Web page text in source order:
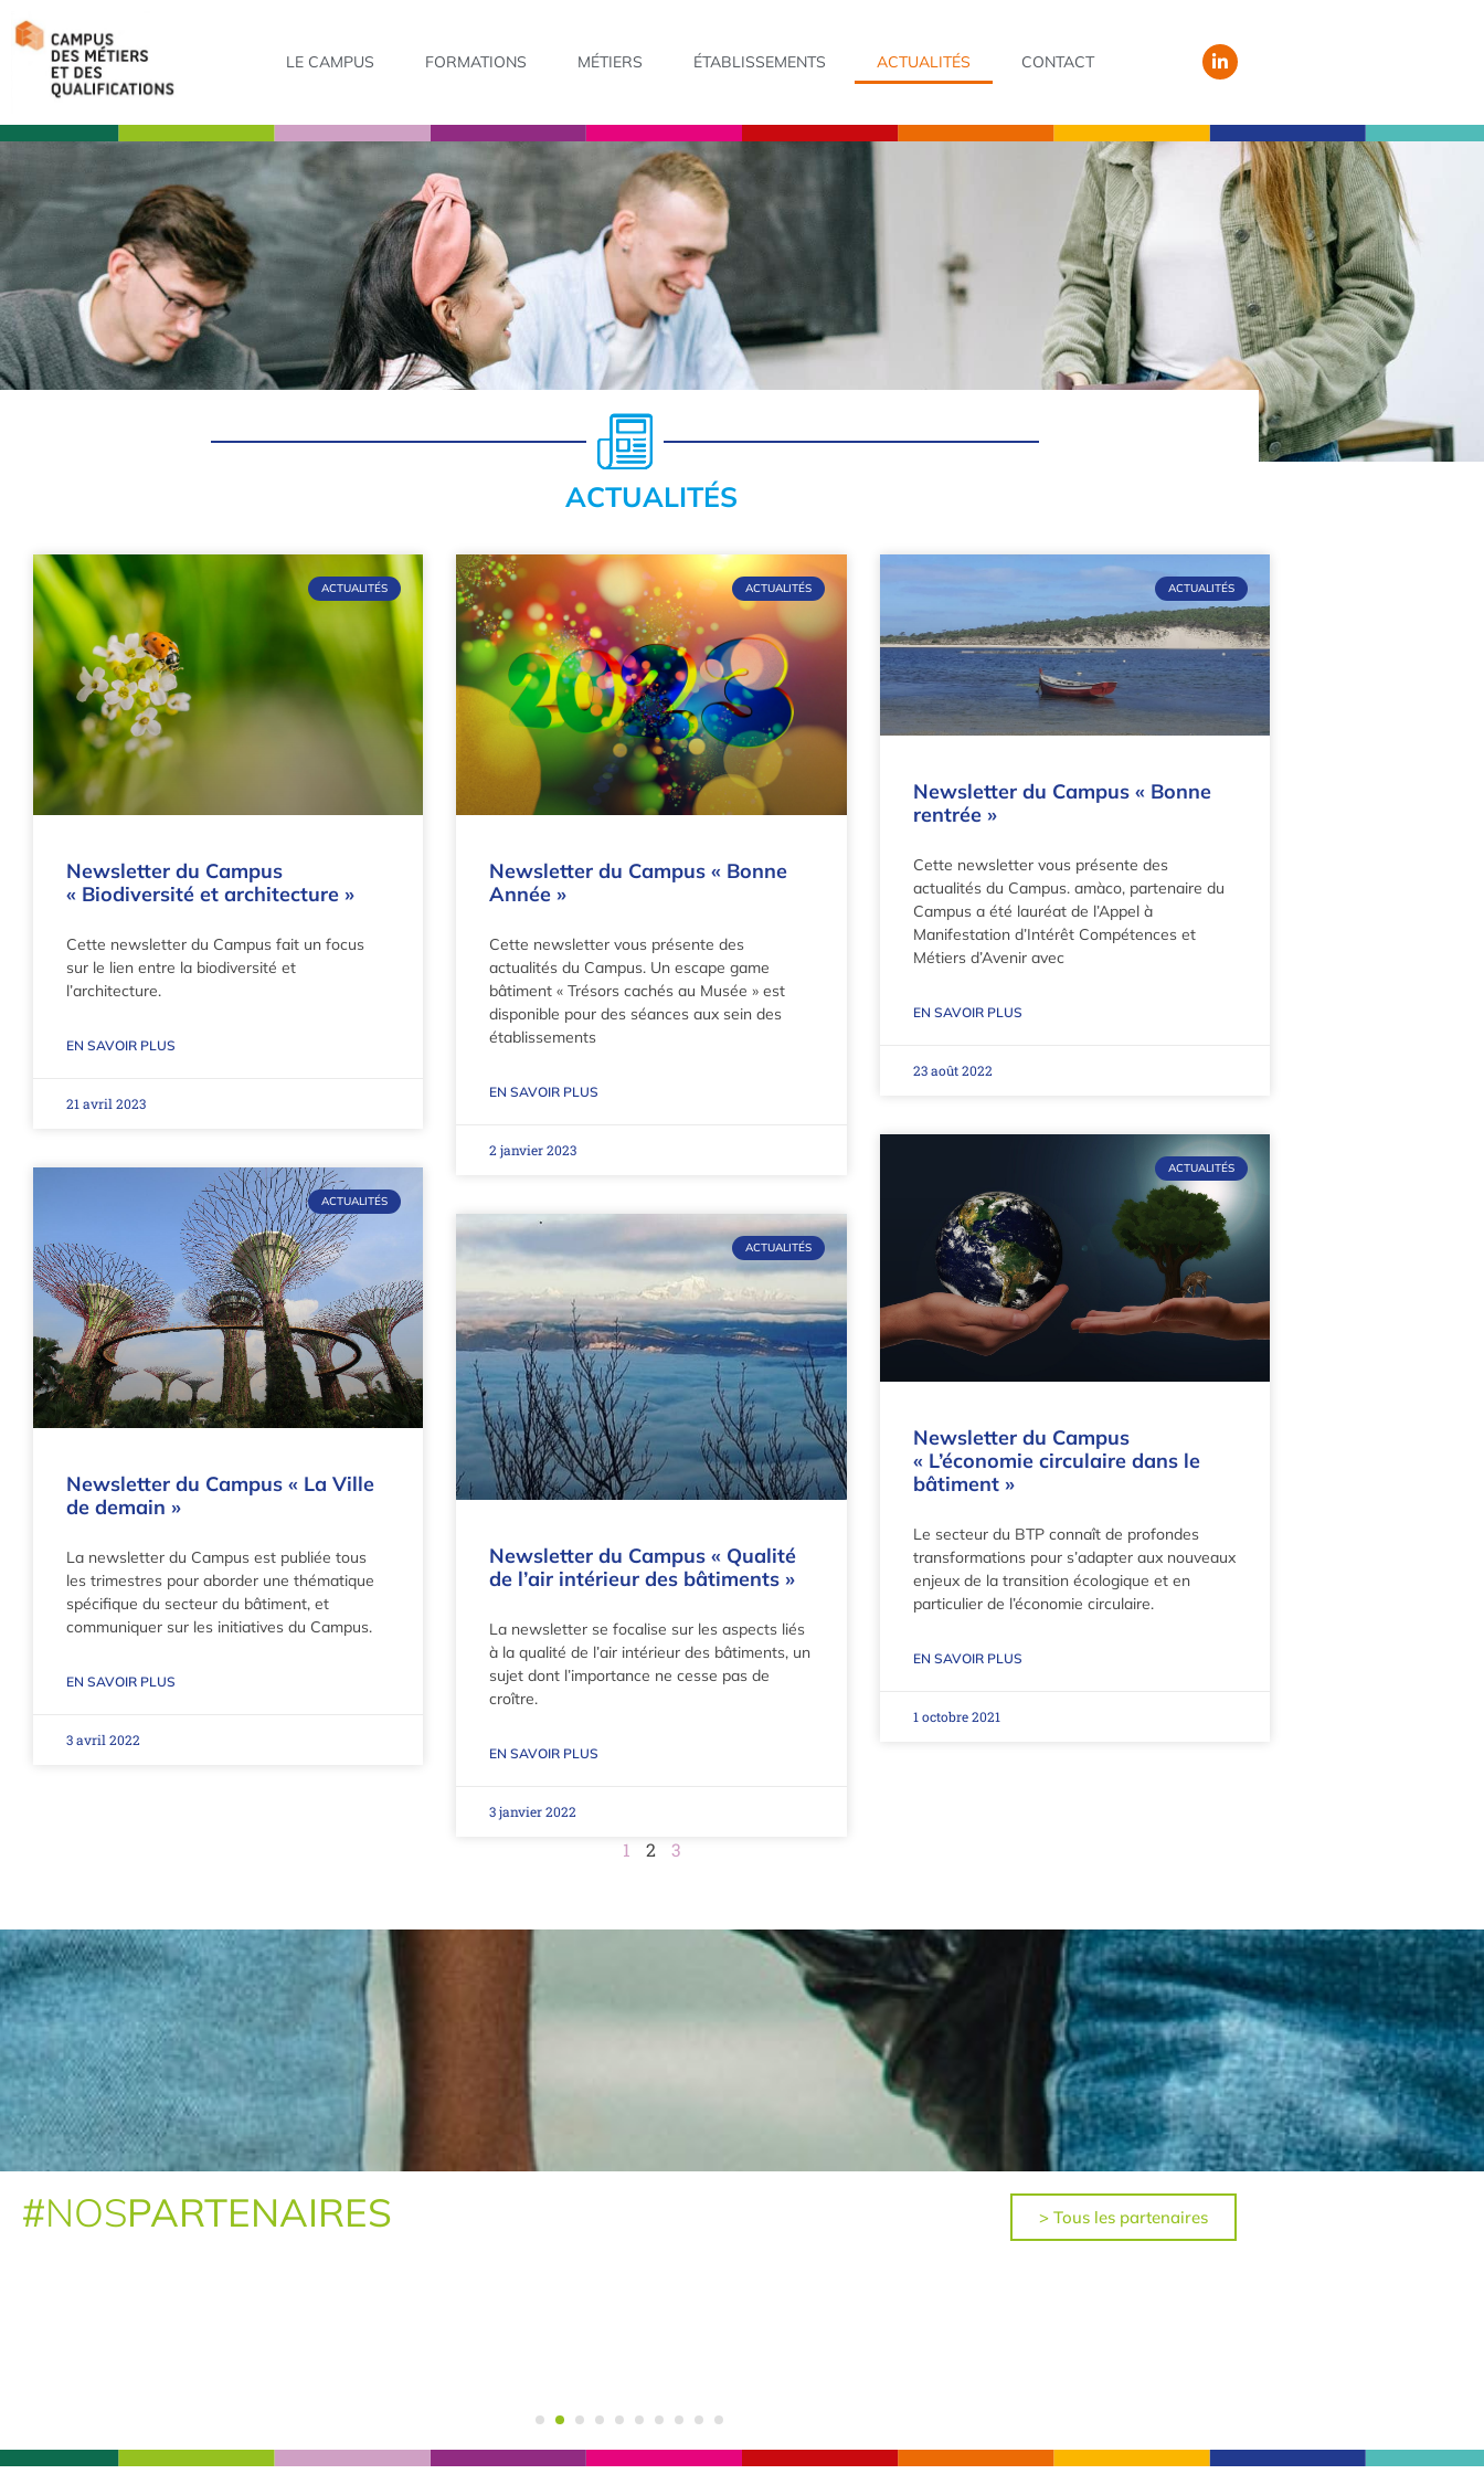
LE CAMPUS FORMATIONS MÉTIERS ÉTABLISSEMENTS ACTUALITÉS CONTACT
ACTUALITÉS
ACTUALITÉS
Newsletter du Campus
« Biodiversité et architecture »
Cette newsletter du Campus fait un focus
sur le lien entre la biodiversité et
l’architecture.
EN SAVOIR PLUS
21 avril 2023
ACTUALITÉS
Newsletter du Campus « Bonne
Année »
Cette newsletter vous présente des
actualités du Campus. Un escape game
bâtiment « Trésors cachés au Musée » est
disponible pour des séances aux sein des
établissements
EN SAVOIR PLUS
2 janvier 2023
ACTUALITÉS
Newsletter du Campus « Bonne
rentrée »
Cette newsletter vous présente des
actualités du Campus. amàco, partenaire du
Campus a été lauréat de l’Appel à
Manifestation d’Intérêt Compétences et
Métiers d’Avenir avec
EN SAVOIR PLUS
23 août 2022
ACTUALITÉS
Newsletter du Campus « La Ville
de demain »
La newsletter du Campus est publiée tous
les trimestres pour aborder une thématique
spécifique du secteur du bâtiment, et
communiquer sur les initiatives du Campus.
EN SAVOIR PLUS
3 avril 2022
ACTUALITÉS
Newsletter du Campus « Qualité
de l’air intérieur des bâtiments »
La newsletter se focalise sur les aspects liés
à la qualité de l’air intérieur des bâtiments, un
sujet dont l’importance ne cesse pas de
croître.
EN SAVOIR PLUS
3 janvier 2022
ACTUALITÉS
Newsletter du Campus
« L’économie circulaire dans le
bâtiment »
Le secteur du BTP connaît de profondes
transformations pour s’adapter aux nouveaux
enjeux de la transition écologique et en
particulier de l’économie circulaire.
EN SAVOIR PLUS
1 octobre 2021
1 2 3
#NOSPARTENAIRES > Tous les partenaires